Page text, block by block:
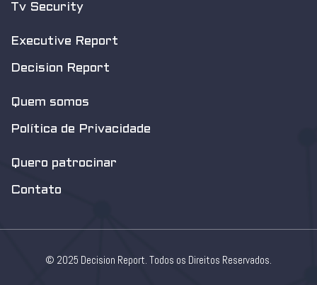
Tv Security
Executive Report
Decision Report
Quem somos
Política de Privacidade
Quero patrocinar
Contato
© 2025 Decision Report. Todos os Direitos Reservados.